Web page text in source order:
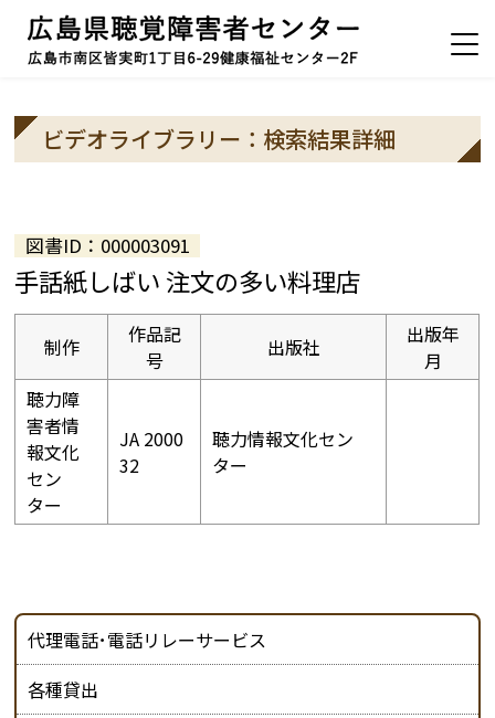
ビデオライブラリー：検索結果詳細
図書ID：000003091
手話紙しばい 注文の多い料理店
制作
作品記
号
出版社
出版年
月
聴力障
害者情
報文化
セン
ター
JA 2000
32
聴力情報文化セン
ター
代理電話･電話リレーサービス
各種貸出